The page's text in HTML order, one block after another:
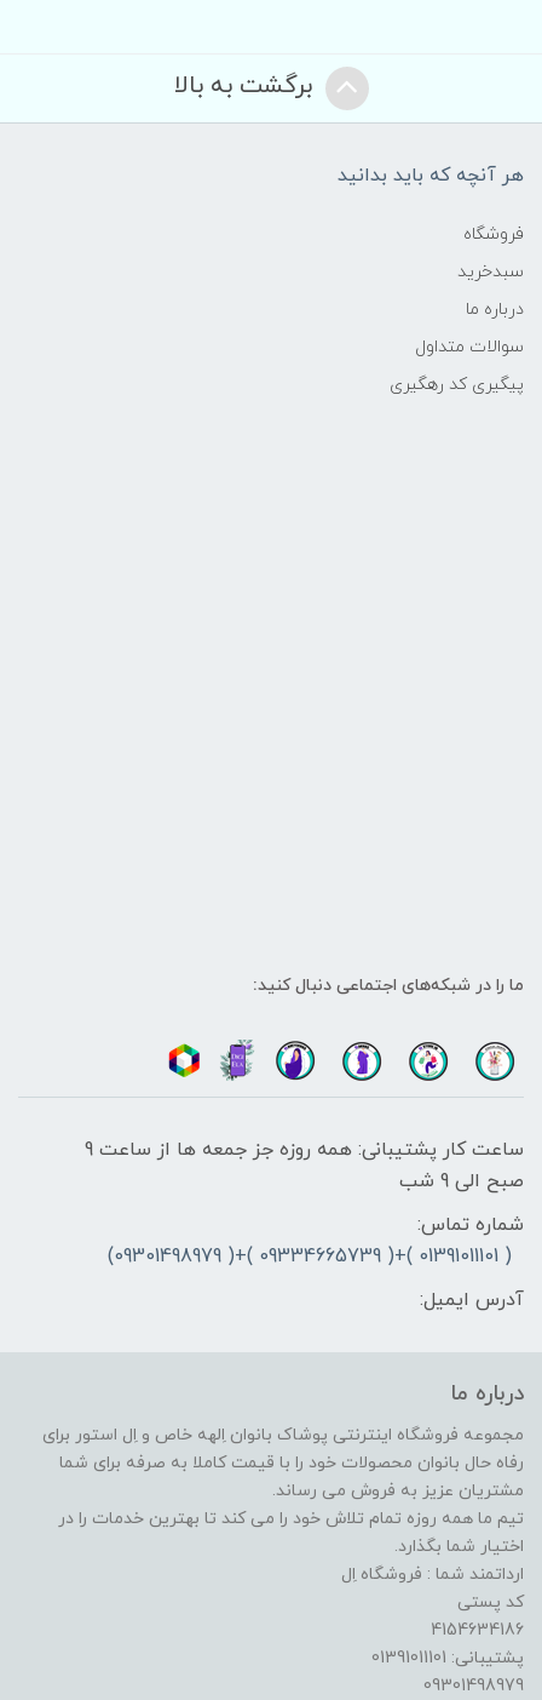
برگشت به بالا
هر آنچه که باید بدانید
فروشگاه
سبدخرید
درباره ما
سوالات متداول
پیگیری کد رهگیری
ما را در شبکه‌های اجتماعی دنبال کنید:
ساعت کار پشتیبانی: همه روزه جز جمعه ها از ساعت 9
صبح الی 9 شب
شماره تماس:
( 01391011101 )+( 09334665739 )+( 09301498979)
آدرس ایمیل:
درباره ما
مجموعه فروشگاه اینترنتی پوشاک بانوان اِلهه خاص و اِل استور برای
رفاه حال بانوان محصولات خود را با قیمت کاملا به صرفه برای شما
مشتریان عزیز به فروش می رساند.
تیم ما همه روزه تمام تلاش خود را می کند تا بهترین خدمات را در
اختیار شما بگذارد.
ارداتمند شما : فروشگاه اِل
کد پستی
4154634186
پشتیبانی: 01391011101
09301498979